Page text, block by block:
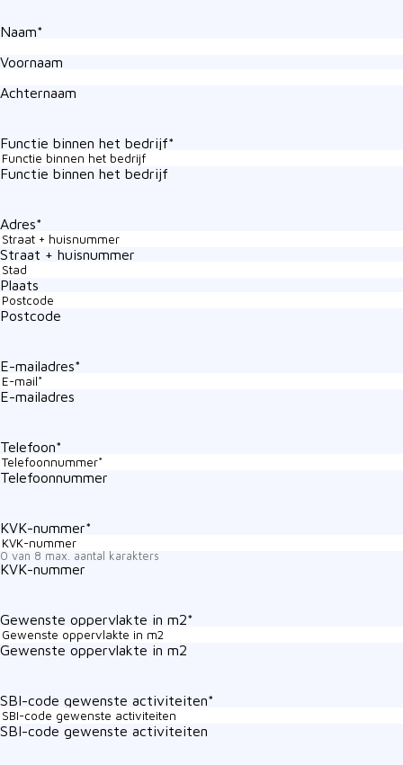
Naam*
Voornaam
Achternaam
Functie binnen het bedrijf*
Functie binnen het bedrijf
Adres*
Straat + huisnummer
Plaats
Postcode
E-mailadres*
E-mailadres
Telefoon*
Telefoonnummer
KVK-nummer*
0 van 8 max. aantal karakters
KVK-nummer
Gewenste oppervlakte in m2*
Gewenste oppervlakte in m2
SBI-code gewenste activiteiten*
SBI-code gewenste activiteiten